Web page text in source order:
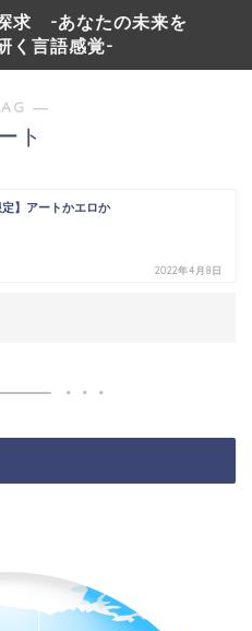
求 -あなたの未来を
く言語感覚-
―
ト
定】アートかエロか
2022年4月8日